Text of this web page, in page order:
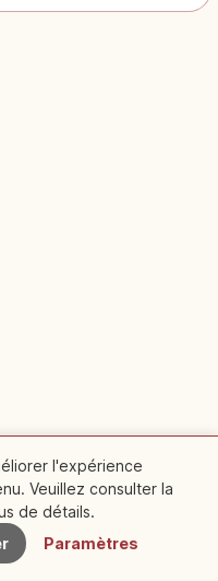
:
paisible le
Biwa
À proximité
l'expérience
Veuillez consulter la
de détails.
Paramètres